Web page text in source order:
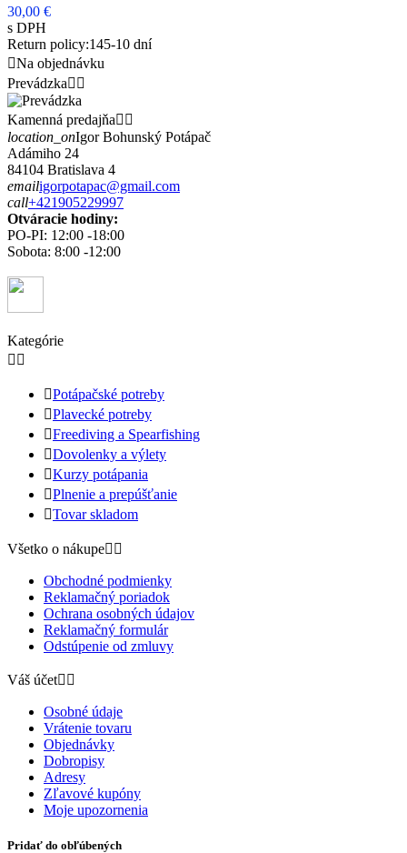
30,00 €
s DPH
Return policy:145-10 dní
Na objednávku
Prevádzka 
Kamenná predajňa 
location_onIgor Bohunský Potápač
Adámiho 24
84104 Bratislava 4
emailigorpotapac@gmail.com
call+421905229997
Otváracie hodiny:
PO-PI: 12:00 -18:00
Sobota: 8:00 -12:00
Kategórie
 
Potápačské potreby
Plavecké potreby
Freediving a Spearfishing
Dovolenky a výlety
Kurzy potápania
Plnenie a prepúšťanie
Tovar skladom
Všetko o nákupe 
Obchodné podmienky
Reklamačný poriadok
Ochrana osobných údajov
Reklamačný formulár
Odstúpenie od zmluvy
Váš účet 
Osobné údaje
Vrátenie tovaru
Objednávky
Dobropisy
Adresy
Zľavové kupóny
Moje upozornenia
Pridať do obľúbených